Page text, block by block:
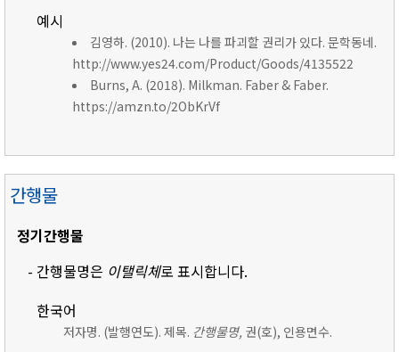
예시
김영하. (2010). 나는 나를 파괴할 권리가 있다. 문학동네.
http://www.yes24.com/Product/Goods/4135522
Burns, A. (2018). Milkman. Faber & Faber.
https://amzn.to/2ObKrVf
간행물
정기간행물
- 간행물명은 이탤릭체로 표시합니다.
한국어
저자명. (발행연도). 제목. 간행물명, 권(호), 인용면수.